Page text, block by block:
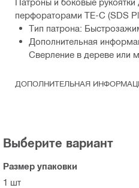
перфораторами TE-C (SDS
Тип патрона:
Дополнительная
Сверление в дереве или
ДОПОЛНИТЕЛЬНАЯ
Выберите вариант
Размер упаковки
1 шт